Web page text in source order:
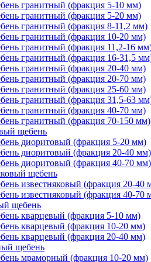
гранитный (фракция 5-10 мм)
гранитный (фракция 5-20 мм)
гранитный (фракция 8-11,2 мм)
гранитный (фракция 10-20 мм)
гранитный (фракция 11,2-16
гранитный (фракция 16-31,5
гранитный (фракция 20-40 мм)
гранитный (фракция 20-70 мм)
гранитный (фракция 25-60 мм)
гранитный (фракция 31,5-63
гранитный (фракция 40-70 мм)
гранитный (фракция 70-150 мм)
щебень
диоритовый (фракция 5-20 мм)
диоритовый (фракция 20-40 мм)
диоритовый (фракция 40-70 мм)
щебень
известняковый (фракция 20-40
известняковый (фракция 40-70
щебень
кварцевый (фракция 5-10 мм)
кварцевый (фракция 10-20 мм)
кварцевый (фракция 20-40 мм)
щебень
мраморный (фракция 10-20 мм)